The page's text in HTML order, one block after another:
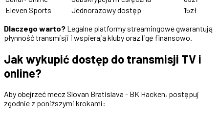
Eleven Sports
Jednorazowy dostęp
15zł
Dlaczego warto? Legalne platformy streamingowe gwarantują
płynność transmisji i wspierają kluby oraz ligę finansowo.
Jak wykupić dostęp do transmisji TV i
online?
Aby obejrzeć mecz Slovan Bratislava - BK Hacken, postępuj
zgodnie z poniższymi krokami: